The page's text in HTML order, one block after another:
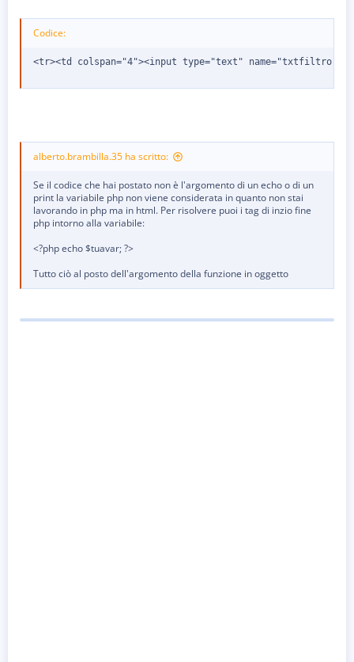
Codice:
<tr><td colspan="4"><input type="text" name="txtfiltro"
alberto.brambilla.35 ha scritto:
Se il codice che hai postato non è l'argomento di un echo o di un
print la variabile php non viene considerata in quanto non stai
lavorando in php ma in html. Per risolvere puoi i tag di inzio fine
php intorno alla variabile:
<?php echo $tuavar; ?>
Tutto ciò al posto dell'argomento della funzione in oggetto